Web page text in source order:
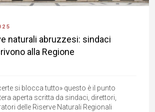
naturali abruzzesi: sindaci
alla Regione
si blocca tutto» questo è il punto
aperta scritta da sindaci, direttori,
delle Riserve Naturali Regionali